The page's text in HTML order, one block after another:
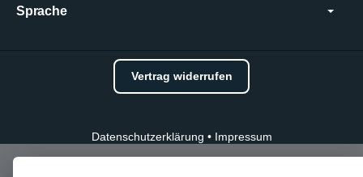
Sprache
Vertrag widerrufen
Datenschutzerklärung • Impressum